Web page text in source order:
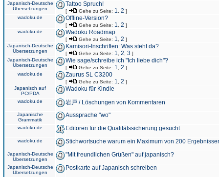
Japanisch-Deutsche
Übersetzungen
Tattoo Spruch!
[ Gehe zu Seite: 1 2 ]
wadoku.de
Offline-Version?
[ Gehe zu Seite: 1 2 ]
wadoku.de
Wadoku Roadmap
[ Gehe zu Seite: 1 2 ]
Japanisch-Deutsche
Übersetzungen
Kamisori-Inschriften: Was steht da?
[ Gehe zu Seite: 1 2 3 ]
Japanisch-Deutsche
Übersetzungen
Wie sage/schreibe ich "Ich liebe dich"?
[ Gehe zu Seite: 1 2 ]
wadoku.de
Zaurus SL C3200
[ Gehe zu Seite: 1 2 ]
Japanisch auf
PC/PDA
Wadoku für Kindle
wadoku.de 岩戸 / Löschungen von Kommentaren
Japanische
Grammatik
Aussprache "wo"
wadoku.de Editoren für die Qualitätssicherung gesucht
wadoku.de Stichwortsuche warum ein Maximum von 200
Japanisch-Deutsche
Übersetzungen
"Mit freundlichen Grüßen" auf japanisch?
Japanisch-Deutsche
Übersetzungen
Postkarte auf Japanisch schreiben